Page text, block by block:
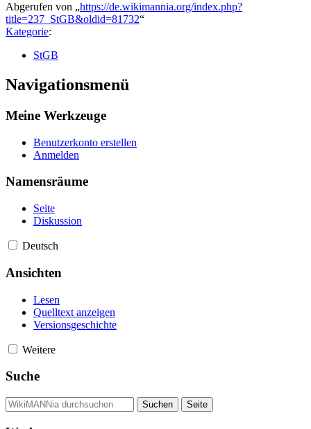
Abgerufen von „https://de.wikimannia.org/index.php?
title=237_StGB&oldid=81732“
Kategorie:
StGB
Navigationsmenü
Meine Werkzeuge
Benutzerkonto erstellen
Anmelden
Namensräume
Seite
Diskussion
Deutsch
Ansichten
Lesen
Quelltext anzeigen
Versionsgeschichte
Weitere
Suche